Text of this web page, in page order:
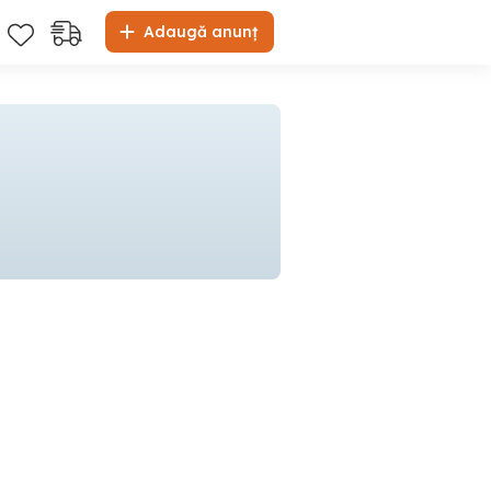
Adaugă anunț